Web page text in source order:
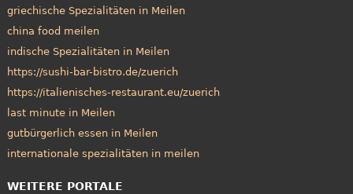
griechische Spezialitäten in Meilen
china food meilen
indische Spezialitäten in Meilen
https://sushi-bar-bistro.de/zuerich
https://italienisches-restaurant.eu/zuerich
last minute in Meilen
gutbürgerlich essen in Meilen
internationale spezialitäten in meilen
WEITERE PORTALE